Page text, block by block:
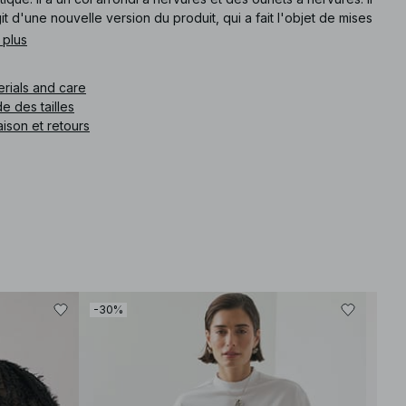
d'une nouvelle version du produit, qui a fait l'objet de mises
depuis sa précédente version. Ce pull est disponible en
article:1100-009585-0018
and care
des tailles
et retours
-30%